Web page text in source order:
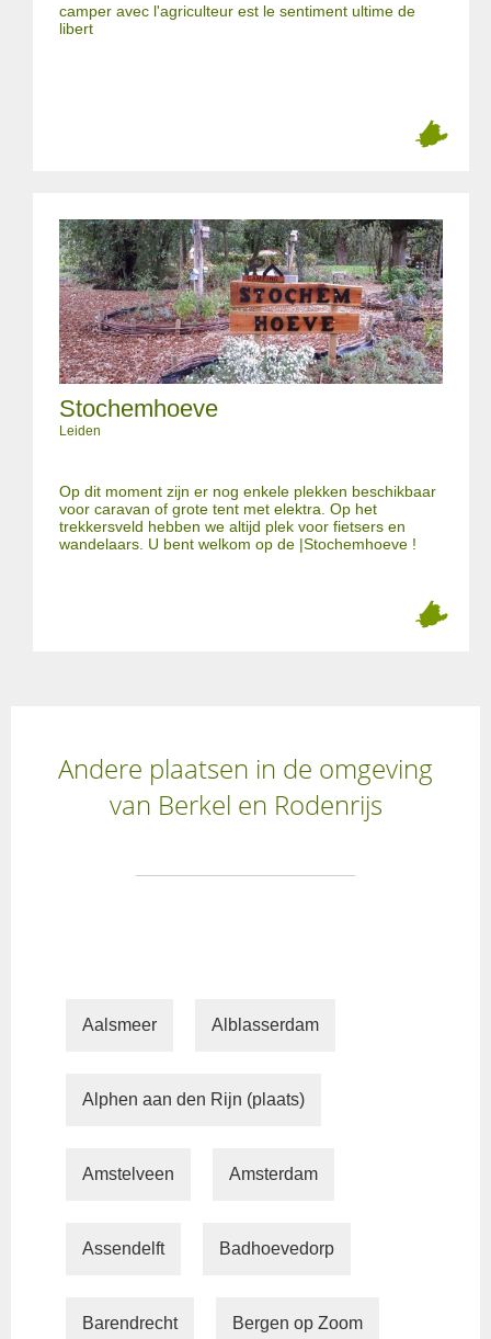
camper avec l'agriculteur est le sentiment ultime de
libert
Stochemhoeve
Leiden
Op dit moment zijn er nog enkele plekken beschikbaar
voor caravan of grote tent met elektra. Op het
trekkersveld hebben we altijd plek voor fietsers en
wandelaars. U bent welkom op de |Stochemhoeve !
Andere plaatsen in de omgeving
van Berkel en Rodenrijs
Aalsmeer Alblasserdam
Alphen aan den Rijn (plaats)
Amstelveen Amsterdam
Assendelft Badhoevedorp
Barendrecht Bergen op Zoom